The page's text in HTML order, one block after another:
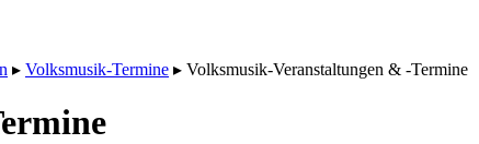
▸ Volksmusik-Termine ▸ Volksmusik-Veranstaltungen & -Termine